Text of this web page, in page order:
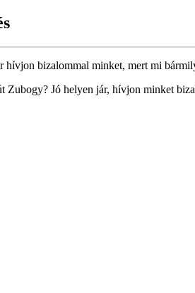
hívjon bizalommal minket, mert mi
Jó helyen jár, hívjon minket